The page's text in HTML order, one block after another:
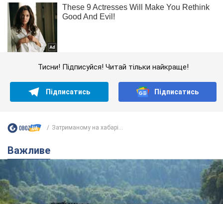
Тисни! Підписуйся! Читай тільки найкраще!
Підписатись Підписатись
Затриманому на хабарі...
Важливе